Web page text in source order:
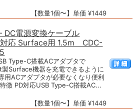
【数量1個〜】単価 ¥1449
DC電源変換ケーブル
応 Surface用 1.5m CDC-
Type-C搭載ACアダプタで
Surface機器を充電できるように
用ACアダプタが必要なくなり便利
徴 PD対応USB Type-C搭載AC...
【数量1個〜】単価 ¥1449